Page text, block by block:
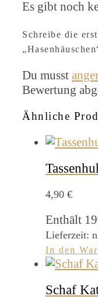
Es gibt noch
Schreibe die
Du musst
Bewertung
Ähnliche
4,90 €
Enthält
Lieferzeit:
In den
Schaf